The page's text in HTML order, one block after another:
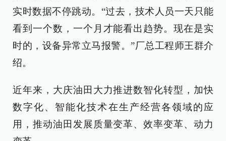
实时数据不停跳动。“过去，技术人员一天只能
看到一个数，一个月才能看出趋势。现在是实
时的，设备异常立马报警。”厂总工程师王群介
绍。
近年来，大庆油田大力推进数智化转型，加快
数字化、智能化技术在生产经营各领域的应
用，推动油田发展质量变革、效率变革、动力